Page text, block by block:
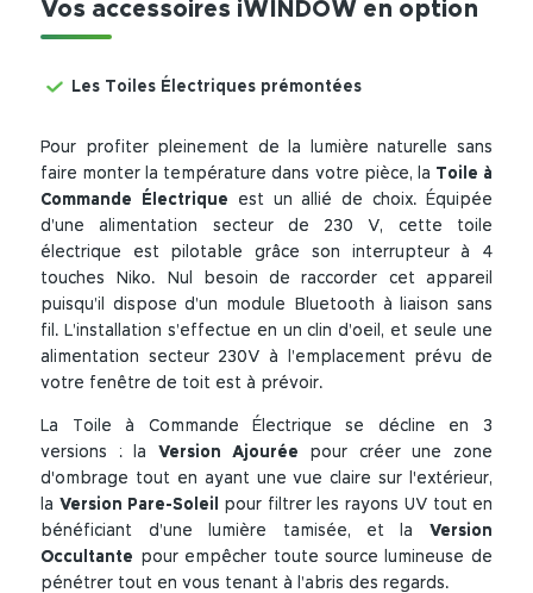
Vos accessoires iWINDOW en option
Les Toiles Électriques prémontées
Pour profiter pleinement de la lumière naturelle sans
faire monter la température dans votre pièce, la Toile à
Commande Électrique est un allié de choix. Équipée
d’une alimentation secteur de 230 V, cette toile
électrique est pilotable grâce son interrupteur à 4
touches Niko. Nul besoin de raccorder cet appareil
puisqu’il dispose d’un module Bluetooth à liaison sans
fil. L’installation s’effectue en un clin d’oeil, et seule une
alimentation secteur 230V à l’emplacement prévu de
votre fenêtre de toit est à prévoir.
La Toile à Commande Électrique se décline en 3
versions : la Version Ajourée pour créer une zone
d'ombrage tout en ayant une vue claire sur l'extérieur,
la Version Pare-Soleil
pour filtrer les rayons UV tout en
bénéficiant d’une lumière tamisée, et la Version
Occultante pour empêcher toute source lumineuse de
pénétrer tout en vous tenant à l’abris des regards.